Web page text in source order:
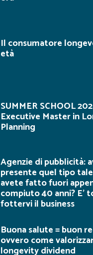
Il consumatore
età
SUMMER SCHOOL
Executive Master in
Planning
Agenzie di pubblicità:
presente quel tipo
avete fatto fuori
compiuto 40 anni? E’
fottervi il business
Buona salute = buon
ovvero come
longevity dividend